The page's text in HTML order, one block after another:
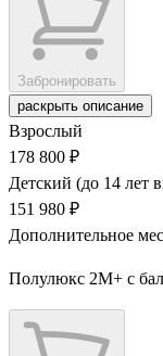
Забронировать
раскрыть описание
Взрослый
178 800 ₽
Детский (до 14 лет
151 980 ₽
Дополнительное
Полулюкс 2М+ с